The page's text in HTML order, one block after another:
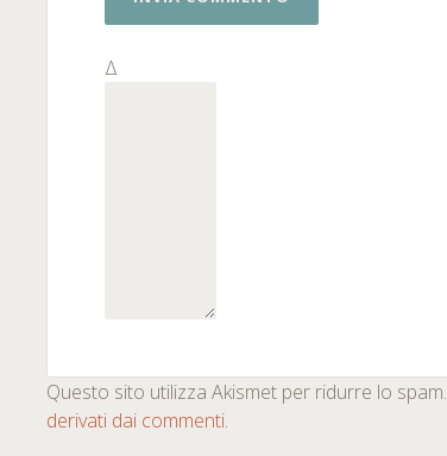
Δ
Questo sito utilizza Akismet per ridurre lo spam.
derivati dai commenti.